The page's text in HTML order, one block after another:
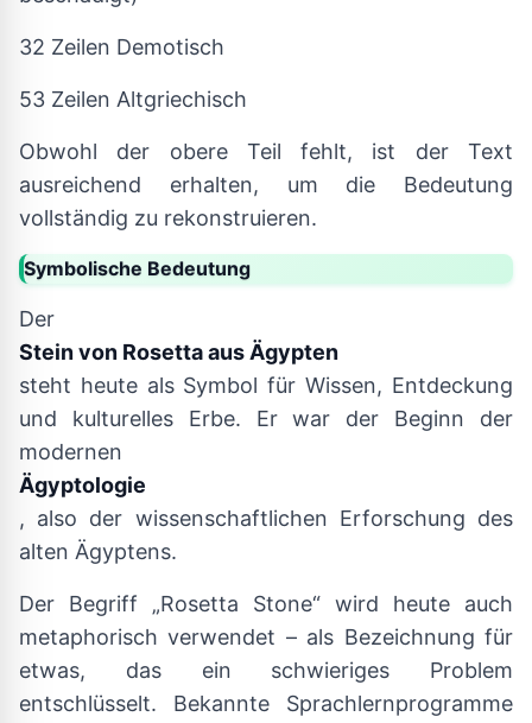
32 Zeilen Demotisch
53 Zeilen Altgriechisch
Obwohl der obere Teil fehlt, ist der Text
ausreichend erhalten, um die Bedeutung
vollständig zu rekonstruieren.
Symbolische Bedeutung
Der
Stein von Rosetta aus Ägypten
steht heute als Symbol für Wissen, Entdeckung
und kulturelles Erbe. Er war der Beginn der
modernen
Ägyptologie
, also der wissenschaftlichen Erforschung des
alten Ägyptens.
Der Begriff „Rosetta Stone“ wird heute auch
metaphorisch verwendet – als Bezeichnung für
etwas, das ein schwieriges Problem
entschlüsselt. Bekannte Sprachlernprogramme